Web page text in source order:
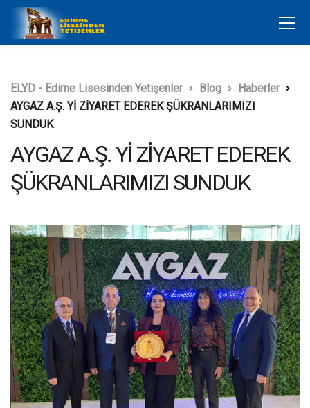
ELYD - Edirne Lisesinden Yetişenler Blog
Haberler
AYGAZ A.Ş. Yİ ZİYARET EDEREK ŞÜKRANLARIMIZI
SUNDUK
AYGAZ A.Ş. Yİ ZİYARET EDEREK
ŞÜKRANLARIMIZI SUNDUK